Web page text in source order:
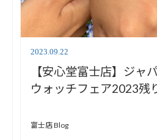
2023.09.22
【安心堂富士店】ジャ
ウォッチフェア2023残
③～
富士店 Blog